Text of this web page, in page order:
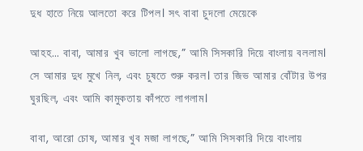
দুধ হাতে নিয়ে আলতো করে টিপল। সৎ বাবা চুদলো মেয়েকে
আহহ… বাবা, আমার খুব ভালো লাগছে,” আমি সিসকারি দিয়ে বাংলায় বললাম।
সে আমার দুধ মুখে নিল, এবং চুষতে শুরু করল। তার জিভ আমার বোঁটার উপর
ঘুরছিল, এবং আমি কামুকতায় কাঁপতে লাগলাম।
বাবা, আরো চোষ, আমার খুব মজা লাগছে,” আমি সিসকারি দিয়ে বাংলায়